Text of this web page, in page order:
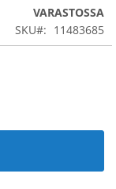
VARASTOSSA
SKU
11483685